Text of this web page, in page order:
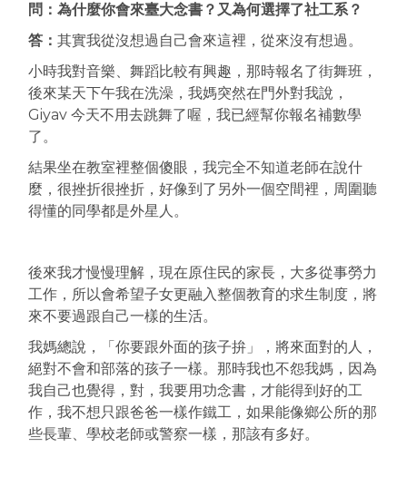
問：為什麼你會來臺大念書？又為何選擇了社工系？
答：其實我從沒想過自己會來這裡，從來沒有想過。
小時我對音樂、舞蹈比較有興趣，那時報名了街舞班，
後來某天下午我在洗澡，我媽突然在門外對我說，
Giyav 今天不用去跳舞了喔，我已經幫你報名補數學
了。
結果坐在教室裡整個傻眼，我完全不知道老師在說什
麼，很挫折很挫折，好像到了另外一個空間裡，周圍聽
得懂的同學都是外星人。
後來我才慢慢理解，現在原住民的家長，大多從事勞力
工作，所以會希望子女更融入整個教育的求生制度，將
來不要過跟自己一樣的生活。
我媽總說，「你要跟外面的孩子拚」，將來面對的人，
絕對不會和部落的孩子一樣。那時我也不怨我媽，因為
我自己也覺得，對，我要用功念書，才能得到好的工
作，我不想只跟爸爸一樣作鐵工，如果能像鄉公所的那
些長輩、學校老師或警察一樣，那該有多好。